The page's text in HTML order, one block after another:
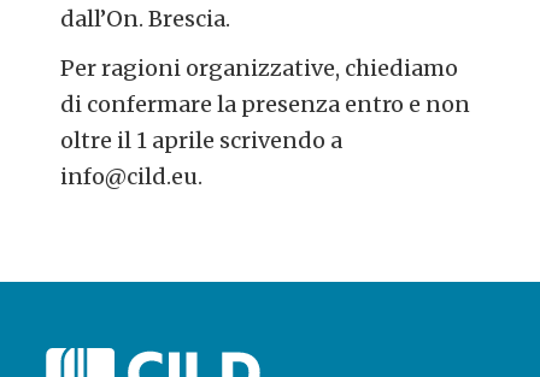
dall’On. Brescia.
Per ragioni organizzative, chiediamo
di confermare la presenza entro e non
oltre il 1 aprile scrivendo a
info@cild.eu.
POST